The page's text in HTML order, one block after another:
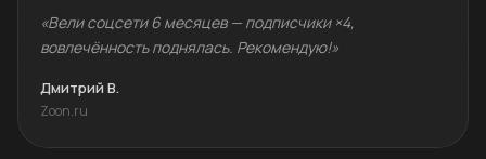
«Вели соцсети 6 месяцев — подписчики ×4,
вовлечённость поднялась. Рекомендую!»
Дмитрий В.
Zoon.ru